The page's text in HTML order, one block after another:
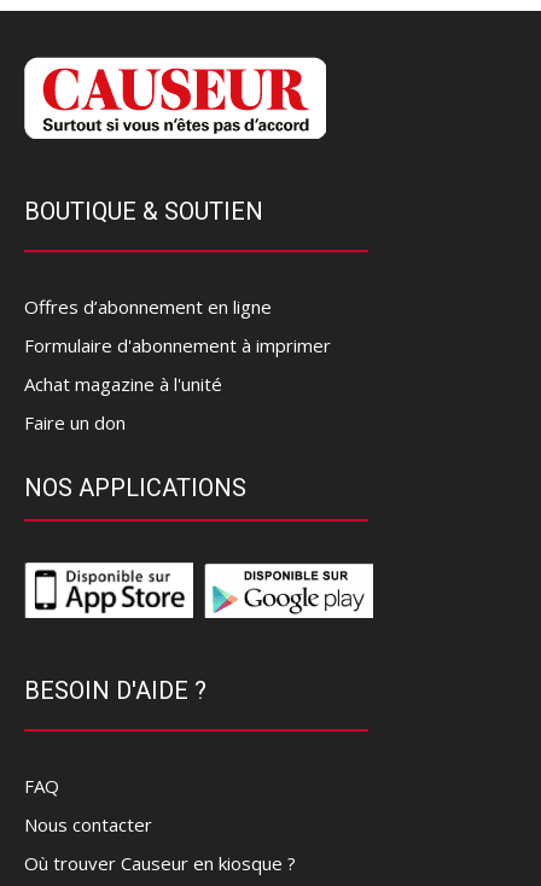
BOUTIQUE & SOUTIEN
Offres d’abonnement en ligne
Formulaire d'abonnement à imprimer
Achat magazine à l'unité
Faire un don
NOS APPLICATIONS
BESOIN D'AIDE ?
FAQ
Nous contacter
Où trouver Causeur en kiosque ?